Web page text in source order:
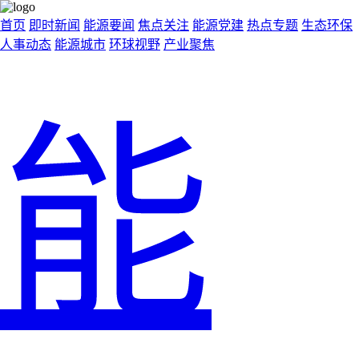
首页 即时新闻 能源要闻 焦点关注 能源党建 热点专题 生态环保
人事动态 能源城市 环球视野 产业聚焦
能